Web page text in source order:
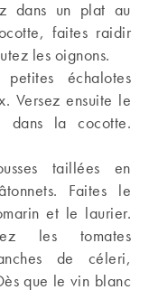
dans un plat au
faites raidir
les oignons.
échalotes
Versez ensuite le
la cocotte.
taillées en
Faites le
et le laurier.
les tomates
de céleri,
que le vin blanc